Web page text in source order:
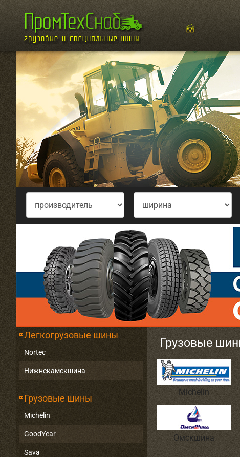
Легкогрузовые шины
Nortec
Нижнекамскшина
Грузовые шины
Michelin
GoodYear
Sava
Грузовые
Michelin
Омскшина